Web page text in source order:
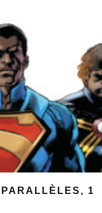
1